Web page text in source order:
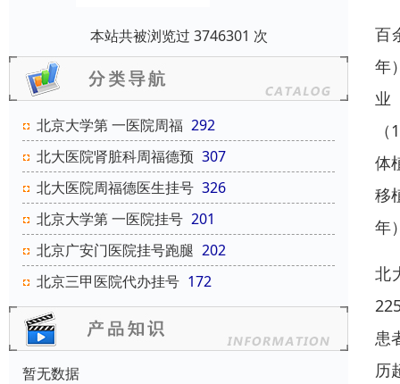
本站共被浏览过 3746301 次
北京大学第 一医院周福 292
北大医院肾脏科周福德预 307
北大医院周福德医生挂号 326
北京大学第 一医院挂号 201
北京广安门医院挂号跑腿 202
北京三甲医院代办挂号 172
暂无数据
百
年
业
体
移
年
北
患
历